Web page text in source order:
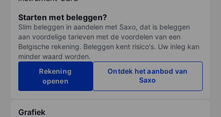
Starten met beleggen?
Slim beleggen in aandelen met Saxo, dat is beleggen
aan voordelige tarieven met de voordelen van een
Belgische rekening. Beleggen kent risico's. Uw inleg kan
minder waard worden.
Rekening
openen
Ontdek het aanbod van
Saxo
Grafiek